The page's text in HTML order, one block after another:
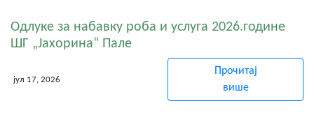
Одлуке за набавку роба и услуга 2026.године
ШГ „Јахорина“ Пале
јул 17, 2026
Прочитај
више